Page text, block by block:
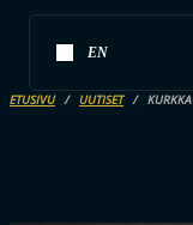
EN
ETUSIVU UUTISET